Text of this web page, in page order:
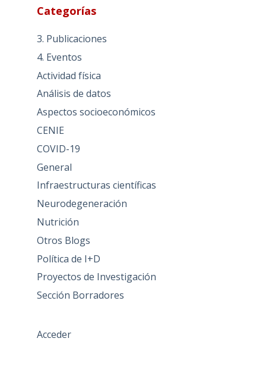
Categorías
3. Publicaciones
4. Eventos
Actividad física
Análisis de datos
Aspectos socioeconómicos
CENIE
COVID-19
General
Infraestructuras científicas
Neurodegeneración
Nutrición
Otros Blogs
Política de I+D
Proyectos de Investigación
Sección Borradores
Acceder